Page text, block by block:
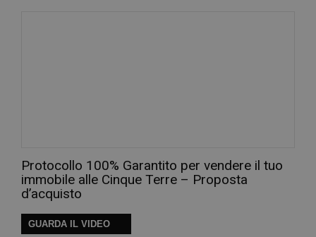
Protocollo 100% Garantito per vendere il tuo
immobile alle Cinque Terre – Proposta
d’acquisto
GUARDA IL VIDEO